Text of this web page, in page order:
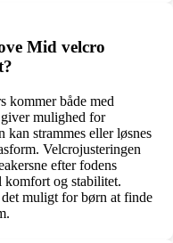
Mid velcro
kommer både med
mulighed for
strammes eller løsnes
Velcrojusteringen
efter fodens
komfort og stabilitet.
muligt for børn at finde